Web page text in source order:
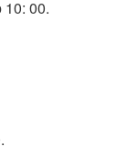
00.